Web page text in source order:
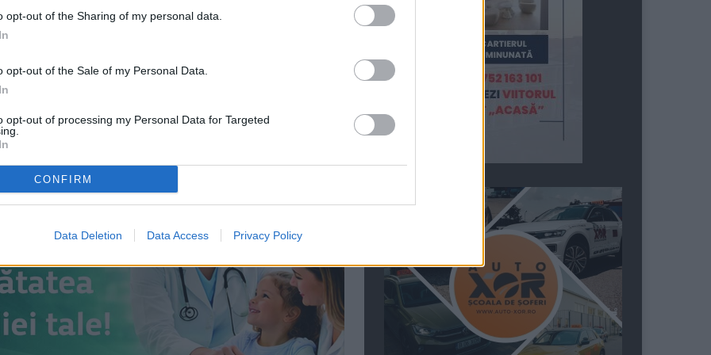
opt-out of the Sharing of my personal data.
opt-out of the Sale of my Personal Data.
opt-out of processing my Personal Data for Targeted
CONFIRM
Data Deletion Data Access Privacy Policy
ne-au contactat pentru a semnala această problemă,
persistă de câteva luni și că, în loc să fie
traficul intens din zonă transformă prezența fiecărui